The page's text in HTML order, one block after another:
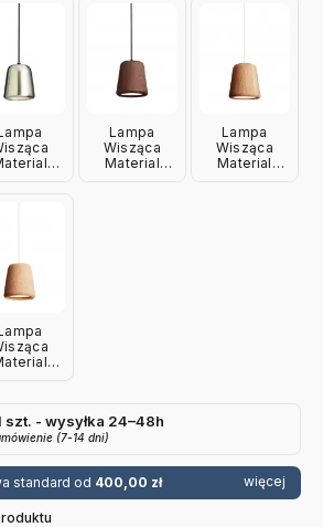
Lampa
Wisząca
Material
Lampa
Wisząca
Material
szt. - wysyłka 24–48h
(7-14 dni)
standard od 400,00 zł więcej